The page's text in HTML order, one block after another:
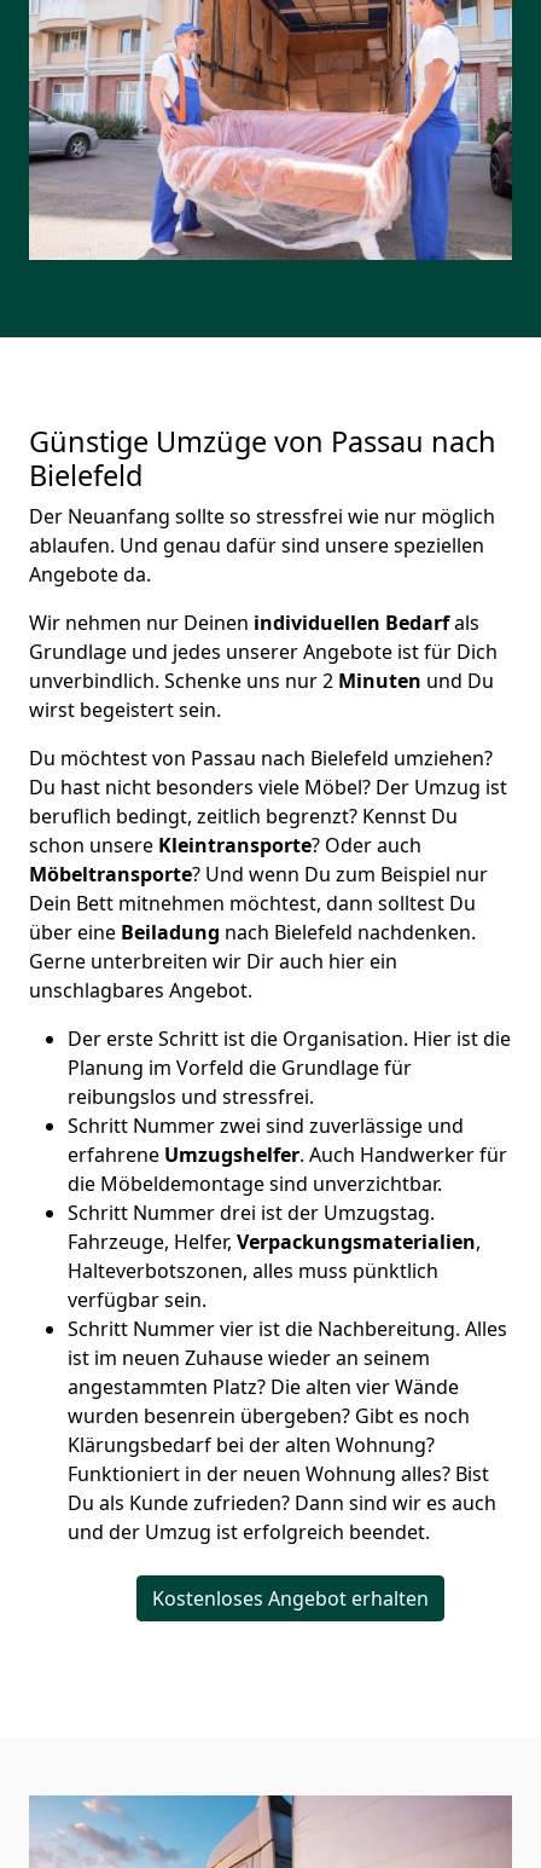
Günstige Umzüge von Passau nach
Bielefeld
Der Neuanfang sollte so stressfrei wie nur möglich
ablaufen. Und genau dafür sind unsere speziellen
Angebote da.
Wir nehmen nur Deinen individuellen Bedarfals
Grundlage und jedes unserer Angebote ist für Dich
unverbindlich. Schenke uns nur 2 Minuten und Du
wirst begeistert sein.
Du möchtest von Passau nach Bielefeld umziehen?
Du hast nicht besonders viele Möbel? Der Umzug ist
beruflich bedingt, zeitlich begrenzt? Kennst Du
schon unsere Kleintransporte? Oder auch
Möbeltransporte? Und wenn Du zum Beispiel nur
Dein Bett mitnehmen möchtest, dann solltest Du
über eine Beiladung nach Bielefeld nachdenken.
Gerne unterbreiten wir Dir auch hier ein
unschlagbares Angebot.
Der erste Schritt ist die Organisation. Hier ist die
Planung im Vorfeld die Grundlage für
reibungslos und stressfrei.
Schritt Nummer zwei sind zuverlässige und
erfahrene Umzugshelfer. Auch Handwerker für
die Möbeldemontage sind unverzichtbar.
Schritt Nummer drei ist der Umzugstag.
Fahrzeuge, Helfer, Verpackungsmaterialien,
Halteverbotszonen, alles muss pünktlich
verfügbar sein.
Schritt Nummer vier ist die Nachbereitung. Alles
ist im neuen Zuhause wieder an seinem
angestammten Platz? Die alten vier Wände
wurden besenrein übergeben? Gibt es noch
Klärungsbedarf bei der alten Wohnung?
Funktioniert in der neuen Wohnung alles? Bist
Du als Kunde zufrieden? Dann sind wir es auch
und der Umzug ist erfolgreich beendet.
Kostenloses Angebot erhalten